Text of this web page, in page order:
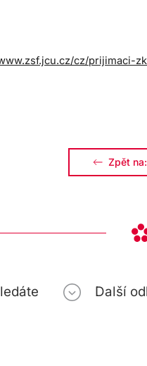
cz/prijimaci-
Zpět
Další